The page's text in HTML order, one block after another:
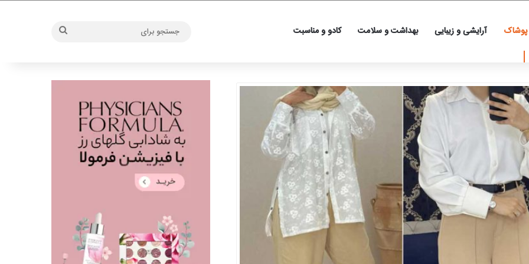
آرایشی و زیبایی بهداشت و سلامت کادو و مناسبت
جستجو